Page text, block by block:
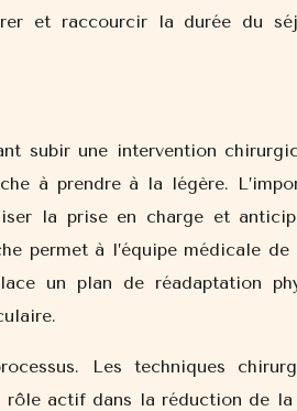
et raccourcir la durée du
subir une intervention
à prendre à la légère.
la prise en charge et
permet à l’équipe médicale de
un plan de réadaptation
Les techniques
rôle actif dans la réduction de la